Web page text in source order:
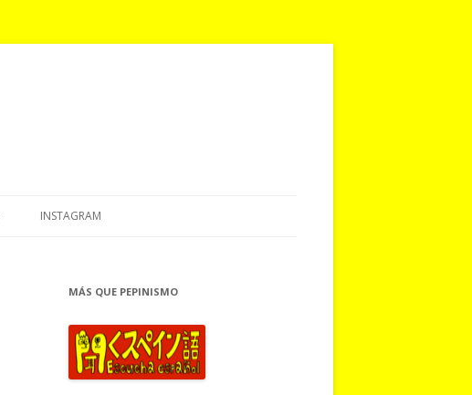
INSTAGRAM
MÁS QUE PEPINISMO